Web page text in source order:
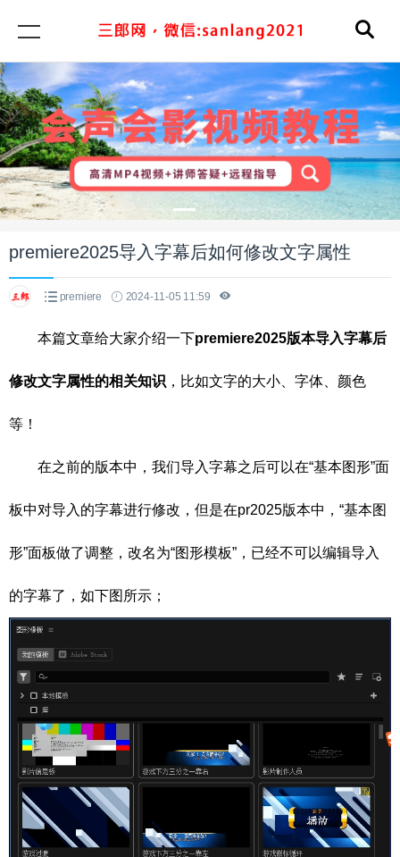
premiere2025导入字幕后如何修改文字属性
premiere 2024-11-05 11:59
本篇文章给大家介绍一下premiere2025版本导入字幕后
修改文字属性的相关知识 ，比如文字的大小、字体、颜色
等！
在之前的版本中，我们导入字幕之后可以在“基本图形”面
板中对导入的字幕进行修改，但是在pr2025版本中，“基本图
形”面板做了调整，改名为“图形模板”，已经不可以编辑导入
的字幕了，如下图所示；